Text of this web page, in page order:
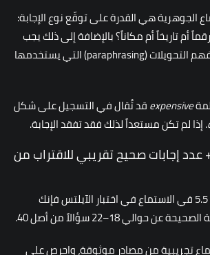
الجوهرية هي القدرة على توقّع نوع الإجابة:
أم تاريخاً أم مكاناً؟ بالإضافة إلى ذلك يجب
أن تدرّب نفسك على فهم التحويلات (paraphrasing) التي يستخدمها
expensiveقد تُقال في التسجيل على شكل
. إذا لم تكن مستعداً لذلك فقد تفقد الإجابة.
عدد إجابات صحيح تقريبي للاقتراب من
لكي تقترب من درجة 5.5 في الاستماع في اختبار الآيلتس فإنك
حوالي 18–22 سؤالاً من أصل 40.
تجريبية من مصادر موثوقة، واحرص على